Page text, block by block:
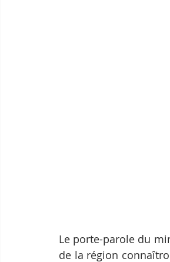
Le porte-parole du
de la région